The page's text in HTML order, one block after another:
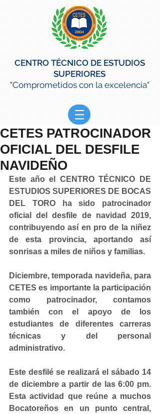
CENTRO TÉCNICO DE ESTUDIOS
SUPERIORES
"Comprometidos con la excelencia"
CETES PATROCINADOR
OFICIAL DEL DESFILE
NAVIDEÑO
Este año el CENTRO TÉCNICO DE
ESTUDIOS SUPERIORES DE BOCAS
DEL TORO ha sido patrocinador
oficial del desfile de navidad 2019,
contribuyendo así en pro de la niñez
de esta provincia, aportando así
sonrisas a miles de niños y familias.
Diciembre, temporada navideña, para
CETES es importante la participación
como patrocinador, contamos
también con el apoyo de los
estudiantes de diferentes carreras
técnicas y del personal
administrativo.
Este desfilé se realizará el sábado 14
de diciembre a partir de las 6:00 pm.
Esta actividad que reúne a muchos
Bocatoreños en un punto central,